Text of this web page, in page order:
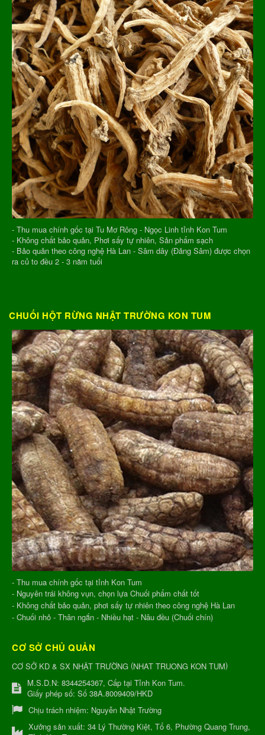
- Thu mua chính gốc tại Tu Mơ Rông - Ngọc Linh tỉnh Kon Tum
- Không chất bảo quản, Phơi sấy tự nhiên, Sản phẩm sạch
- Bảo quản theo công nghệ Hà Lan - Sâm dây (Đảng Sâm) được chọn
ra củ to đều 2 - 3 năm tuổi
CHUỐI HỘT RỪNG NHẬT TRƯỜNG KON TUM
- Thu mua chính gốc tại tỉnh Kon Tum
- Nguyên trái không vụn, chọn lựa Chuối phẩm chất tốt
- Không chất bảo quản, phơi sấy tự nhiên theo công nghệ Hà Lan
- Chuối nhỏ - Thân ngắn - Nhiều hạt - Nâu đều (Chuối chín)
CƠ SỞ CHỦ QUẢN
CƠ SỞ KD & SX NHẬT TRƯỜNG (NHAT TRUONG KON TUM)
M.S.D.N: 8344254367, Cấp tại Tỉnh Kon Tum.
Giấy phép số: Số 38A.8009409/HKD
Chịu trách nhiệm: Nguyễn Nhật Trường
Xưởng sản xuất: 34 Lý Thường Kiệt, Tổ 6, Phường Quang Trung,